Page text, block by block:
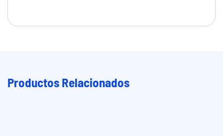
Productos Relacionados